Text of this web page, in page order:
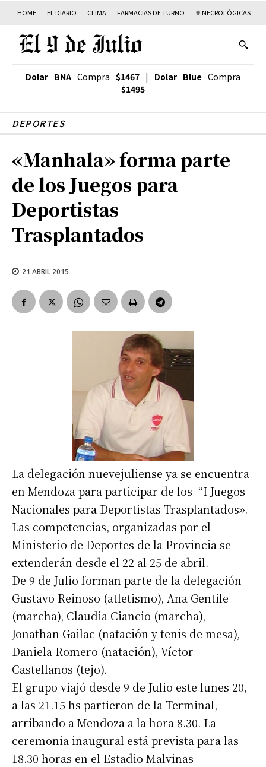
HOME EL DIARIO CLIMA FARMACIAS DE TURNO ✟ NECROLÓGICAS
Dolar BNA Compra $1467 | Dolar Blue Compra
$1495
DEPORTES
«Manhala» forma parte
de los Juegos para
Deportistas
Trasplantados
21 ABRIL 2015
La delegación nuevejuliense ya se encuentra
en Mendoza para participar de los “I Juegos
Nacionales para Deportistas Trasplantados».
Las competencias, organizadas por el
Ministerio de Deportes de la Provincia se
extenderán desde el 22 al 25 de abril.
De 9 de Julio forman parte de la delegación
Gustavo Reinoso (atletismo), Ana Gentile
(marcha), Claudia Ciancio (marcha),
Jonathan Gailac (natación y tenis de mesa),
Daniela Romero (natación), Víctor
Castellanos (tejo).
El grupo viajó desde 9 de Julio este lunes 20,
a las 21.15 hs partieron de la Terminal,
arribando a Mendoza a la hora 8.30. La
ceremonia inaugural está prevista para las
18.30 horas en el Estadio Malvinas